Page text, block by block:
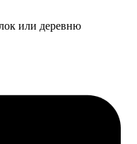
или деревню